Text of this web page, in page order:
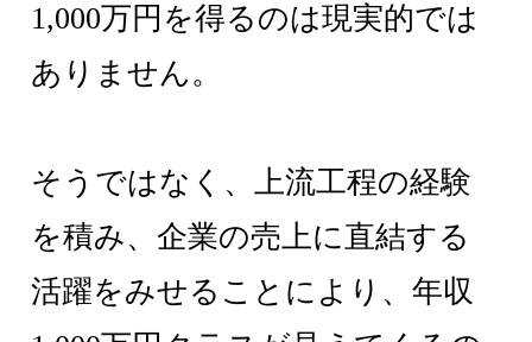
1,000万円を得るのは現実的では
ありません。
そうではなく、上流工程の経験
を積み、企業の売上に直結する
活躍をみせることにより、年収